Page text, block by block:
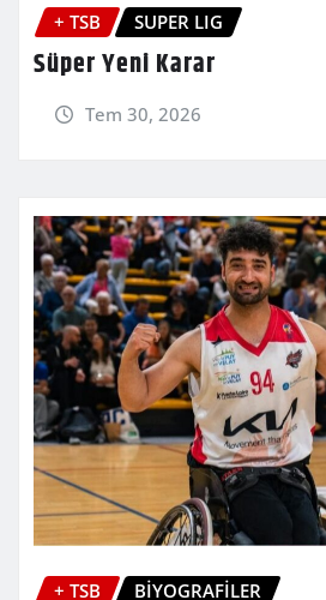
+ TSB SUPER LIG
Süper Yeni Karar
Tem 30, 2026
+ TSB BİYOGRAFİLER